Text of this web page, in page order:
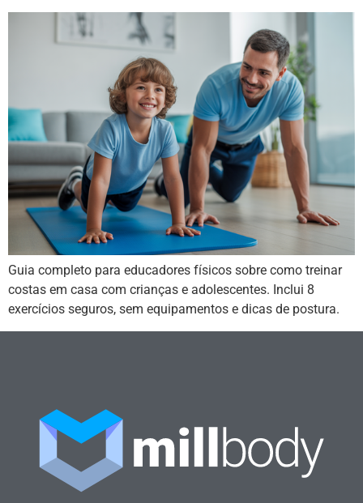
Guia completo para educadores físicos sobre como treinar
costas em casa com crianças e adolescentes. Inclui 8
exercícios seguros, sem equipamentos e dicas de postura.